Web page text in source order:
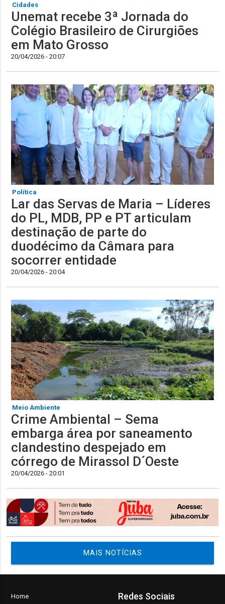
Cidades
Unemat recebe 3ª Jornada do
Colégio Brasileiro de Cirurgiões
em Mato Grosso
20/04/2026 - 20:07
Política
Lar das Servas de Maria – Líderes
do PL, MDB, PP e PT articulam
destinação de parte do
duodécimo da Câmara para
socorrer entidade
20/04/2026 - 20:04
Meio Ambiente
Crime Ambiental – Sema
embarga área por saneamento
clandestino despejado em
córrego de Mirassol D´Oeste
20/04/2026 - 20:01
MAIS NOTÍCIAS
Home
Redes Sociais